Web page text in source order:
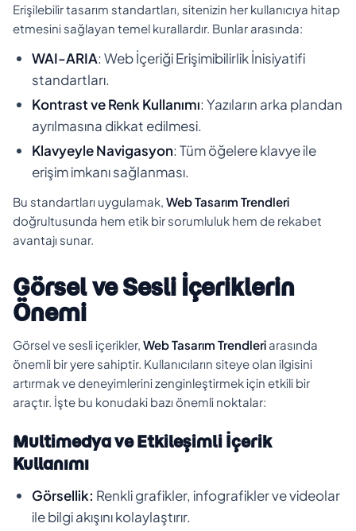
Erişilebilir tasarım standartları, sitenizin her kullanıcıya hitap
etmesini sağlayan temel kurallardır. Bunlar arasında:
WAI-ARIA: Web İçeriği Erişimibilirlik İnisiyatifi
standartları.
Kontrast ve Renk Kullanımı: Yazıların arka plandan
ayrılmasına dikkat edilmesi.
Klavyeyle Navigasyon: Tüm öğelere klavye ile
erişim imkanı sağlanması.
Bu standartları uygulamak, Web Tasarım Trendleri
doğrultusunda hem etik bir sorumluluk hem de rekabet
avantajı sunar.
Görsel ve Sesli İçeriklerin
Önemi
Görsel ve sesli içerikler, Web Tasarım Trendleri arasında
önemli bir yere sahiptir. Kullanıcıların siteye olan ilgisini
artırmak ve deneyimlerini zenginleştirmek için etkili bir
araçtır. İşte bu konudaki bazı önemli noktalar:
Multimedya ve Etkileşimli İçerik
Kullanımı
Görsellik: Renkli grafikler, infografikler ve videolar
ile bilgi akışını kolaylaştırır.